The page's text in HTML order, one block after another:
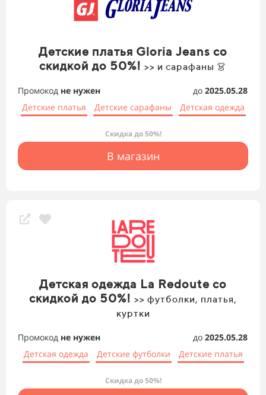
Детские платья Gloria Jeans со
скидкой до 50%! >> и сарафаны 👗
Промокод не нужен до 2025.05.28
Детские платья
Детские сарафаны Детская одежда
Скидка до 50%!
В магазин
Детская одежда La Redoute со
скидкой до 50%! >> футболки, платья,
куртки
Промокод не нужен до 2025.05.28
Детская одежда
Детские футболки Детские платья
Скидка до 50%!